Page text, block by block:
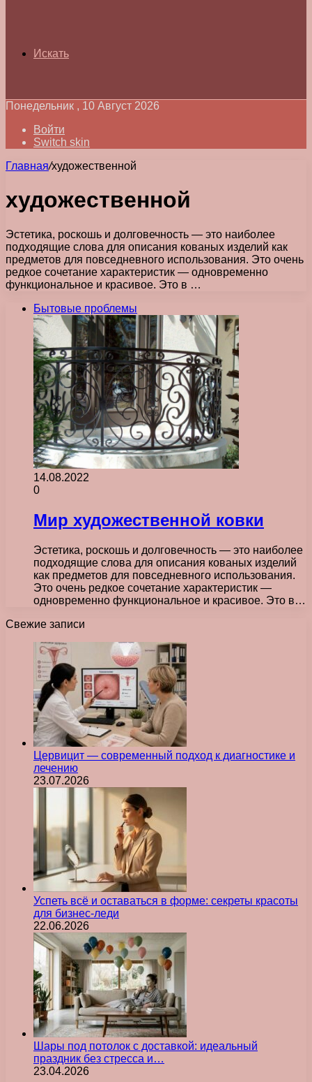
Искать
Понедельник , 10 Август 2026
Войти
Switch skin
Главная/художественной
художественной
Эстетика, роскошь и долговечность — это наиболее
подходящие слова для описания кованых изделий как
предметов для повседневного использования. Это очень
редкое сочетание характеристик — одновременно
функциональное и красивое. Это в …
Бытовые проблемы
14.08.2022
0
Мир художественной ковки
Эстетика, роскошь и долговечность — это наиболее
подходящие слова для описания кованых изделий
как предметов для повседневного использования.
Это очень редкое сочетание характеристик —
одновременно функциональное и красивое. Это в…
Свежие записи
Цервицит — современный подход к диагностике и
лечению
23.07.2026
Успеть всё и оставаться в форме: секреты красоты
для бизнес-леди
22.06.2026
Шары под потолок с доставкой: идеальный
праздник без стресса и…
23.04.2026